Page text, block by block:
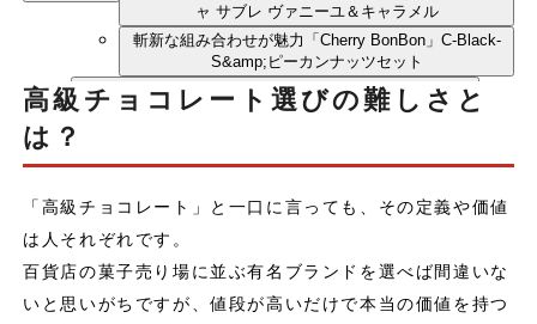
ャ サブレ ヴァニーユ＆キャラメル
斬新な組み合わせが魅力「Cherry BonBon」C-Black-
S&amp;ピーカンナッツセット
まとめ：本物の高級チョコレートがもたらす至福の時間
高級チョコレート選びの難しさと
は？
「高級チョコレート」と一口に言っても、その定義や価値
は人それぞれです。
百貨店の菓子売り場に並ぶ有名ブランドを選べば間違いな
いと思いがちですが、値段が高いだけで本当の価値を持つ